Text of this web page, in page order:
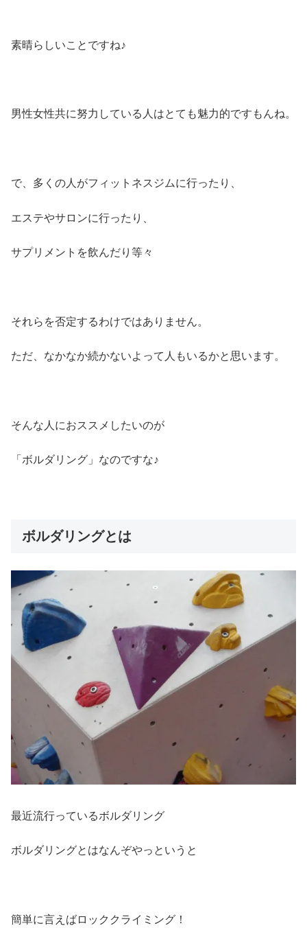
素晴らしいことですね♪
男性女性共に努力している人はとても魅力的ですもんね。
で、多くの人がフィットネスジムに行ったり、
エステやサロンに行ったり、
サプリメントを飲んだり等々
それらを否定するわけではありません。
ただ、なかなか続かないよって人もいるかと思います。
そんな人におススメしたいのが
「ボルダリング」なのですな♪
ボルダリングとは
最近流行っているボルダリング
ボルダリングとはなんぞやっというと
簡単に言えばロッククライミング！